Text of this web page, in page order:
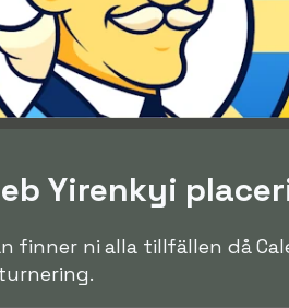
Yirenkyi
finner ni alla tillfällen då